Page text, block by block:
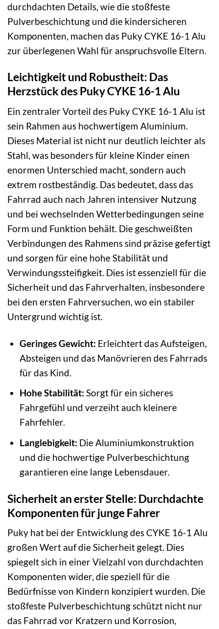
durchdachten Details, wie die stoßfeste
Pulverbeschichtung und die kindersicheren
Komponenten, machen das Puky CYKE 16-1 Alu
zur überlegenen Wahl für anspruchsvolle Eltern.
Leichtigkeit und Robustheit: Das
Herzstück des Puky CYKE 16-1 Alu
Ein zentraler Vorteil des Puky CYKE 16-1 Alu ist
sein Rahmen aus hochwertigem Aluminium.
Dieses Material ist nicht nur deutlich leichter als
Stahl, was besonders für kleine Kinder einen
enormen Unterschied macht, sondern auch
extrem rostbeständig. Das bedeutet, dass das
Fahrrad auch nach Jahren intensiver Nutzung
und bei wechselnden Wetterbedingungen seine
Form und Funktion behält. Die geschweißten
Verbindungen des Rahmens sind präzise gefertigt
und sorgen für eine hohe Stabilität und
Verwindungssteifigkeit. Dies ist essenziell für die
Sicherheit und das Fahrverhalten, insbesondere
bei den ersten Fahrversuchen, wo ein stabiler
Untergrund wichtig ist.
Geringes Gewicht: Erleichtert das Aufsteigen,
Absteigen und das Manövrieren des Fahrrads
für das Kind.
Hohe Stabilität: Sorgt für ein sicheres
Fahrgefühl und verzeiht auch kleinere
Fahrfehler.
Langlebigkeit: Die Aluminiumkonstruktion
und die hochwertige Pulverbeschichtung
garantieren eine lange Lebensdauer.
Sicherheit an erster Stelle: Durchdachte
Komponenten für junge Fahrer
Puky hat bei der Entwicklung des CYKE 16-1 Alu
großen Wert auf die Sicherheit gelegt. Dies
spiegelt sich in einer Vielzahl von durchdachten
Komponenten wider, die speziell für die
Bedürfnisse von Kindern konzipiert wurden. Die
stoßfeste Pulverbeschichtung schützt nicht nur
das Fahrrad vor Kratzern und Korrosion,